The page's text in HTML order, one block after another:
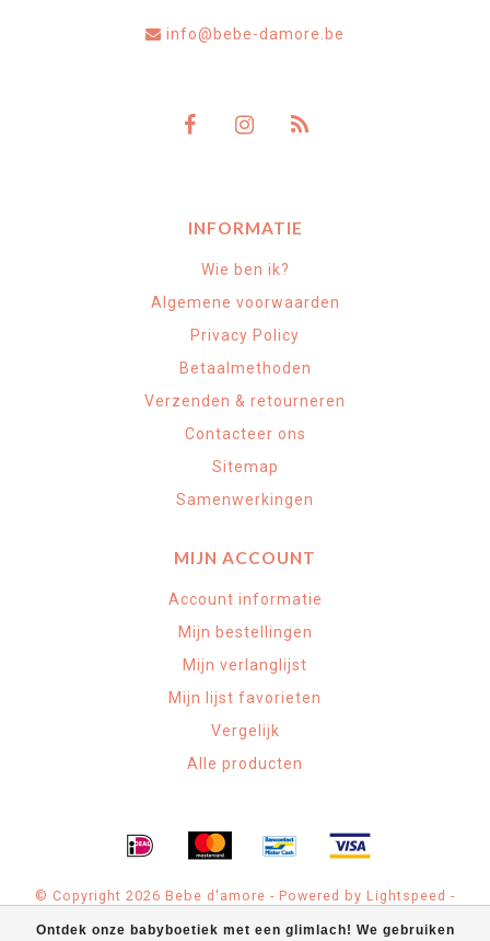
Ontdek onze babyboetiek met een glimlach! We gebruiken
info@bebe-damore.be
INFORMATIE
Wie ben ik?
Algemene voorwaarden
Privacy Policy
Betaalmethoden
Verzenden & retourneren
Contacteer ons
Sitemap
Samenwerkingen
MIJN ACCOUNT
Account informatie
Mijn bestellingen
Mijn verlanglijst
Mijn lijst favorieten
Vergelijk
Alle producten
© Copyright 2026 Bebe d'amore - Powered by Lightspeed -